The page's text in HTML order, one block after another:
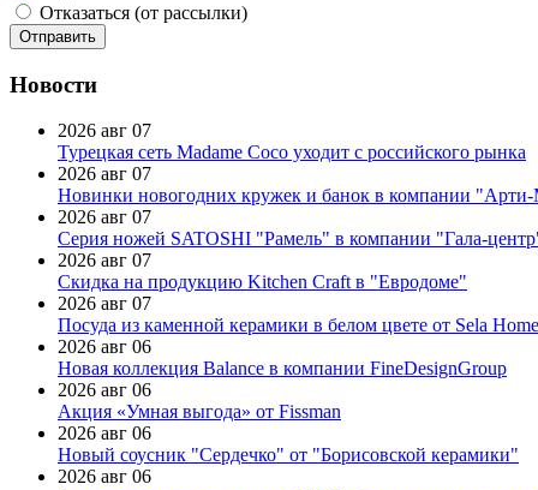
Отказаться (от рассылки)
Новости
2026 авг 07
Турецкая сеть Madame Coco уходит с российского рынка
2026 авг 07
Новинки новогодних кружек и банок в компании
2026 авг 07
Серия ножей SATOSHI "Рамель" в компании "Гала-
2026 авг 07
Скидка на продукцию Kitchen Craft в "Евродоме"
2026 авг 07
Посуда из каменной керамики в белом цвете от Sela Home
2026 авг 06
Новая коллекция Balance в компании FineDesignGroup
2026 авг 06
Акция «Умная выгода» от Fissman
2026 авг 06
Новый соусник "Сердечко" от "Борисовской керамики"
2026 авг 06